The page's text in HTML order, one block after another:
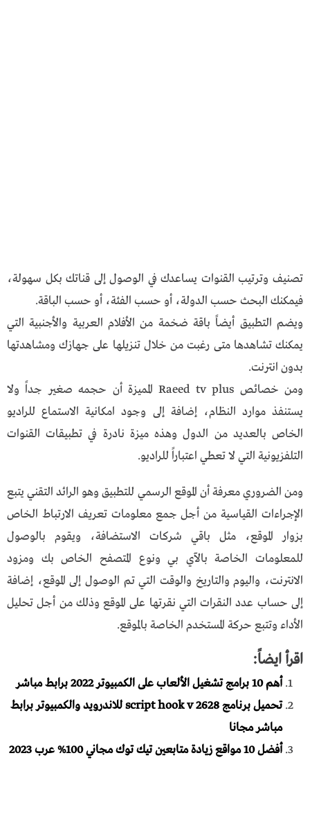
تصنيف وترتيب القنوات يساعدك في الوصول إلى قناتك بكل سهولة،
فيمكنك البحث حسب الدولة، أو حسب الفئة، أو حسب الباقة.
ويضم التطبيق أيضاً باقة ضخمة من الأفلام العربية والأجنبية التي
يمكنك تشاهدها متى رغبت من خلال تنزيلها على جهازك ومشاهدتها
بدون انترنت.
ومن خصائص Raeed tv plus المميزة أن حجمه صغير جداً ولا
يستنفذ موارد النظام، إضافة إلى وجود امكانية الاستماع للراديو
الخاص بالعديد من الدول وهذه ميزة نادرة في تطبيقات القنوات
التلفزيونية التي لا تعطي اعتباراً للراديو.
ومن الضروري معرفة أن الموقع الرسمي للتطبيق وهو الرائد التقني يتبع
الإجراءات القياسية من أجل جمع معلومات تعريف الارتباط الخاص
بزوار الموقع، مثل باقي شركات الاستضافة، ويقوم بالوصول
للمعلومات الخاصة بالآي بي ونوع المتصفح الخاص بك ومزود
الانترنت، واليوم والتاريخ والوقت التي تم الوصول إلى الموقع، إضافة
إلى حساب عدد النقرات التي نقرتها على الموقع وذلك من أجل تحليل
الأداء وتتبع حركة المستخدم الخاصة بالموقع.
اقرأ ايضاً:
أهم 10 برامج تشغيل الألعاب على الكمبيوتر 2022 برابط مباشر
تحميل برنامج script hook v 2628 للاندرويد والكمبيوتر برابط
مباشر مجانا
أفضل 10 مواقع زيادة متابعين تيك توك مجاني 100% عرب 2023